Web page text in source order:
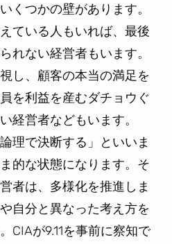
くつかの壁があります。
ている人もいれば、最後
れない経営者もいます。
し、顧客の本当の満足を
を利益を産むダチョウぐ
経営者などもいます。
理で決断する」といいま
的な状態になります。そ
者は、多様化を推進しま
自分と異なった考え方を
CIAが9.11を事前に察知で